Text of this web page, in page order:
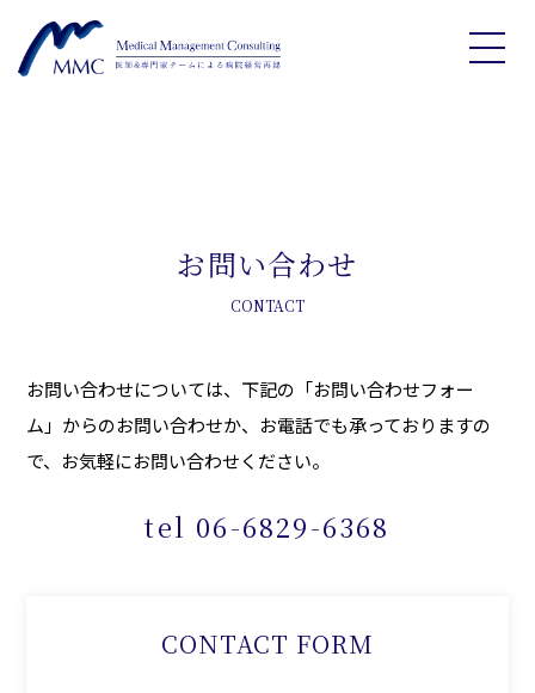
お問い合わせ
CONTACT
お問い合わせについては、下記の「お問い合わせフォー
ム」からのお問い合わせか、 お電話でも承っておりますの
で、お気軽にお問い合わせください。
tel 06-6829-6368
CONTACT FORM